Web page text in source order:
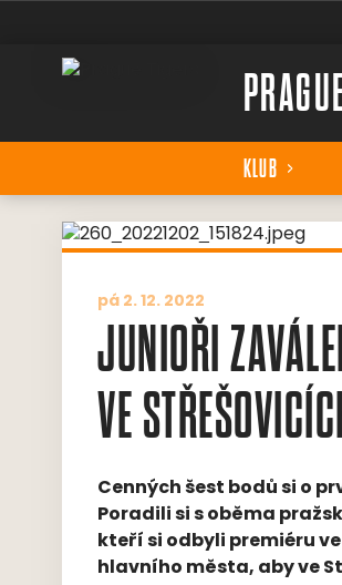
KLUB
pá 2. 12. 2022
JUNIOŘI
VE
Cenných šest bodů si o
Poradili si s oběma
kteří si odbyli premiéru
hlavního města, aby ve